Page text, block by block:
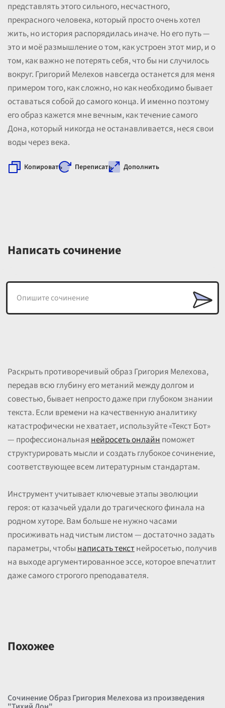
представлять этого сильного, несчастного,
прекрасного человека, который просто очень хотел
жить, но история распорядилась иначе. Но его путь —
это и моё размышление о том, как устроен этот мир, и о
том, как важно не потерять себя, что бы ни случилось
вокруг. Григорий Мелехов навсегда останется для меня
примером того, как сложно, но как необходимо бывает
оставаться собой до самого конца. И именно поэтому
его образ кажется мне вечным, как течение самого
Дона, который никогда не останавливается, неся свои
воды через века.
Копировать Переписать Дополнить
Написать сочинение
Раскрыть противоречивый образ Григория Мелехова,
передав всю глубину его метаний между долгом и
совестью, бывает непросто даже при глубоком знании
текста. Если времени на качественную аналитику
катастрофически не хватает, используйте «Текст Бот»
— профессиональнаянейросеть онлайнпоможет
структурировать мысли и создать глубокое сочинение,
соответствующее всем литературным стандартам.
Инструмент учитывает ключевые этапы эволюции
героя: от казачьей удали до трагического финала на
родном хуторе. Вам больше не нужно часами
просиживать над чистым листом — достаточно задать
параметры, чтобынаписать текстнейросетью, получив
на выходе аргументированное эссе, которое впечатлит
даже самого строгого преподавателя.
Похожее
Сочинение Образ Григория Мелехова из произведения